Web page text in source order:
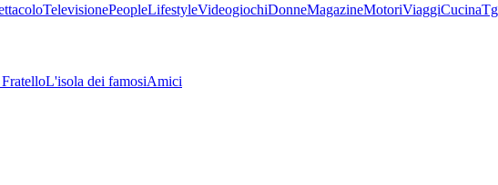
TelevisionePeopleLifestyleVideogiochiDonneMagazineMotoriViaggiCucina
L'isola dei famosiAmici